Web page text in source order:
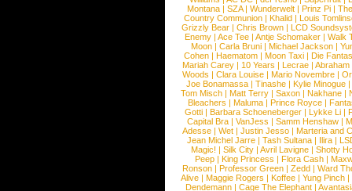
Montana |SZA|Wunderwelt |Prinz Pi |
Country Communion | Khalid | Louis
Grizzly Bear | Chris Brown | LCD
Enemy | Ace Tee | Antje Schomaker | Walk
Moon |Carla Bruni |Michael Jackson |
Cohen |Haematom |Moon Taxi |Die
Mariah Carey | 10 Years | Lecrae | Abraham
Woods |Clara Louise |Mario Novembre |
Joe Bonamassa | Tinashe | Kylie Minogue |
Tom Misch |Matt Terry |Saxon |Nakhane |
Bleachers | Maluma | Prince Royce |
Gotti |Barbara Schoeneberger |Lykke Li |
Capital Bra |VanJess |Samm Henshaw |
Adesse |Wet |Justin Jesso |Marteria and
Jean Michel Jarre |Tash Sultana | Ilira |
Magic! | Silk City | Avril Lavigne | Shotty
Peep |King Princess |Flora Cash |
Ronson |Professor Green |Zedd |Ward
Alive |Maggie Rogers |Koffee |Yung Pinch |
Dendemann |Cage The Elephant |